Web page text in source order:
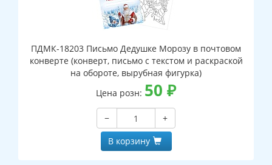
ПДМК-18203 Письмо Дедушке Морозу в почтовом
конверте (конверт, письмо с текстом и раскраской
на обороте, вырубная фигурка)
Цена розн: 50 ₽
−
+
В корзину